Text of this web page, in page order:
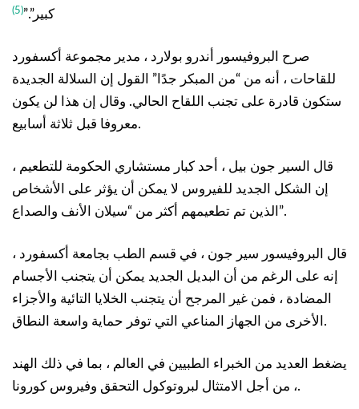
كبير”.”(5)
صرح البروفيسور أندرو بولارد ، مدير مجموعة أكسفورد
للقاحات ، أنه من “من المبكر جدًا” القول إن السلالة الجديدة
ستكون قادرة على تجنب اللقاح الحالي. وقال إن هذا لن يكون
معروفا قبل ثلاثة أسابيع.
قال السير جون بيل ، أحد كبار مستشاري الحكومة للتطعيم ،
إن الشكل الجديد للفيروس لا يمكن أن يؤثر على الأشخاص
الذين تم تطعيمهم أكثر من “سيلان الأنف والصداع”.
قال البروفيسور سير جون ، في قسم الطب بجامعة أكسفورد ،
إنه على الرغم من أن البديل الجديد يمكن أن يتجنب الأجسام
المضادة ، فمن غير المرجح أن يتجنب الخلايا التائية والأجزاء
الأخرى من الجهاز المناعي التي توفر حماية واسعة النطاق.
يضغط العديد من الخبراء الطبيين في العالم ، بما في ذلك الهند
، من أجل الامتثال لبروتوكول التحقق وفيروس كورونا.